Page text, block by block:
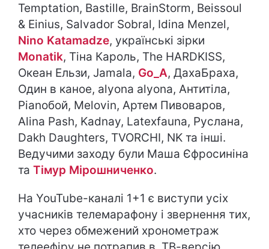
Temptation, Bastille, BrainStorm, Beissoul
& Einius, Salvador Sobral, Idina Menzel,
Nino Katamadze, українські зірки
Monatik, Тіна Кароль, The HARDKISS,
Океан Ельзи, Jamala, Go_A, ДахаБраха,
Один в каное, alyona alyona, Антитіла,
Pianoбой, Melovin, Артем Пивоваров,
Alina Pash, Kadnay, Latexfauna, Руслана,
Dakh Daughters, TVORCHI, NK та інші.
Ведучими заходу були Маша Єфросиніна
та Тімур Мірошниченко.
На YouTube-каналі 1+1 є виступи усіх
учасників телемарафону і звернення тих,
хто через обмежений хронометраж